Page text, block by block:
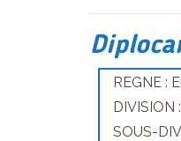
REGNE :
SOUS-